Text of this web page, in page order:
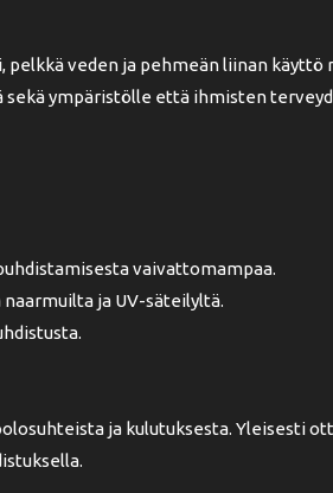
veden ja pehmeän liinan käyttö
sekä ympäristölle että ihmisten
vaivattomampaa.
ja UV-säteilyltä.
ja kulutuksesta. Yleisesti